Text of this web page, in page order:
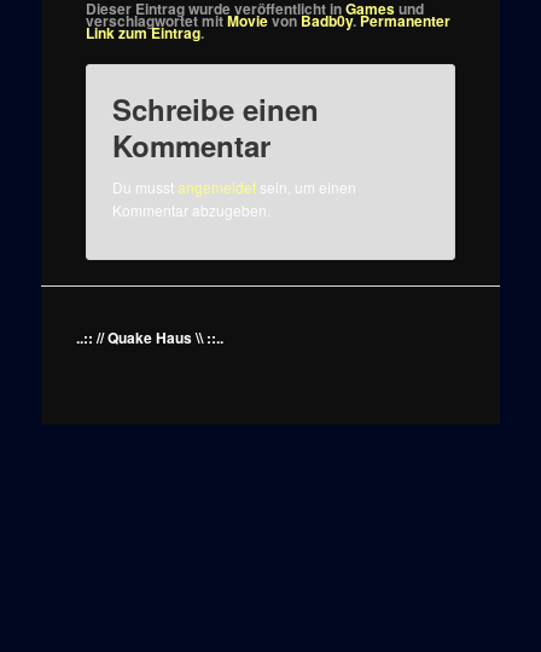
Dieser Eintrag wurde veröffentlicht inGamesund
verschlagwortet mitMovievonBadb0y.Permanenter
Link zum Eintrag.
Schreibe einen
Kommentar
Du musstangemeldetsein, um einen
Kommentar abzugeben.
..:: // Quake Haus \\ ::..